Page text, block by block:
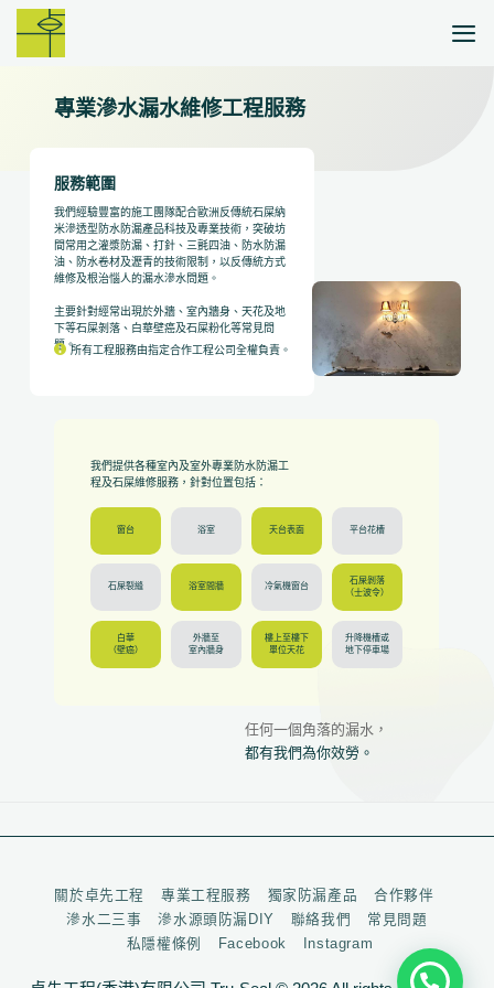
Skip
窗台 浴室 平台花槽
天台表面
石屎裂縫 浴室間牆 冷氣機窗台
石屎剝落
（士波令）
白華
（壁癌）
外牆至
室內牆身
樓上至樓下
單位天花
升降機槽或
地下停車場
專業滲水漏水維修工程服務
服務範圍
我們經驗豐富的施工團隊配合歐洲反傳統石屎納
米滲透型防水防漏產品科技及專業技術，突破坊
間常用之灌漿防漏、打針、三氈四油、防水防漏
油、防水卷材及瀝青的技術限制，以反傳統方式
維修及根治惱人的漏水滲水問題。
主要針對經常出現於外牆、室內牆身、天花及地
下等石屎剝落、白華壁癌及石屎粉化等常見問
題。
我們提供各種室內及室外專業防水防漏工
程及石屎維修服務，針對位置包括：
任何一個角落的漏水，
都有我們為你效勞。
所有工程服務由指定合作工程公司全權負責。
關於卓先工程 專業工程服務 獨家防漏產品
合作夥伴
滲水二三事
滲水源頭防漏DIY 聯絡我們
常見問題
私隱權條例
Facebook Instagram